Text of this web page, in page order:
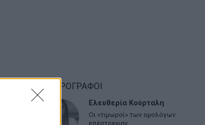
ΑΡΘΡΟΓΡΑΦΟΙ
Ελευθερία Κούρταλη
Οι «τιμωροί» των ομολόγων
επέστρεψαν